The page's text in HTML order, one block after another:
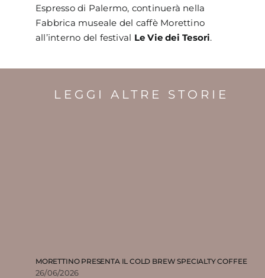
Espresso di Palermo, continuerà nella
Fabbrica museale del caffè Morettino
all’interno del festival Le Vie dei Tesori.
LEGGI ALTRE STORIE
MORETTINO PRESENTA IL COLD BREW SPECIALTY COFFEE
26/06/2026